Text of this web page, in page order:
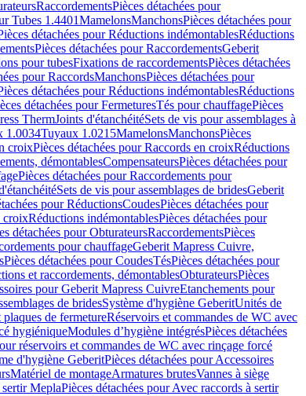
RaccordementsPièces détachées pour
Tubes 1.4401MamelonsManchonsPièces détachées pour
détachées pour Réductions indémontablesRéductions
Pièces détachées pour RaccordementsGeberit
pour tubesFixations de raccordementsPièces détachées
pour RaccordsManchonsPièces détachées pour
détachées pour Réductions indémontablesRéductions
détachées pour FermeturesTés pour chauffagePièces
ThermJoints d'étanchéitéSets de vis pour assemblages à
1.0034Tuyaux 1.0215MamelonsManchonsPièces
croixPièces détachées pour Raccords en croixRéductions
démontablesCompensateursPièces détachées pour
Pièces détachées pour Raccordements pour
Sets de vis pour assemblages de bridesGeberit
pour RéductionsCoudesPièces détachées pour
croixRéductions indémontablesPièces détachées pour
détachées pour ObturateursRaccordementsPièces
pour chauffageGeberit Mapress Cuivre,
Pièces détachées pour CoudesTésPièces détachées pour
et raccordements, démontablesObturateursPièces
pour Geberit Mapress CuivreEtanchements pour
de bridesSystème d'hygiène GeberitUnités de
de fermetureRéservoirs et commandes de WC avec
hygiéniqueModules d’hygiène intégrésPièces détachées
réservoirs et commandes de WC avec rinçage forcé
d'hygiène GeberitPièces détachées pour Accessoires
Matériel de montageArmatures brutesVannes à siège
MeplaPièces détachées pour Avec raccords à sertir